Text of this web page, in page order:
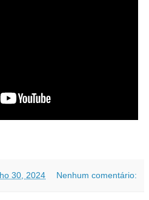
30, 2024 Nenhum comentário: